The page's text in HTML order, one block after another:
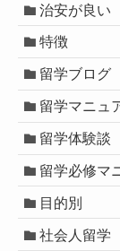
治安が良い
特徴
留学ブログ
留学マニュ
留学体験談
留学必修マ
目的別
社会人留学